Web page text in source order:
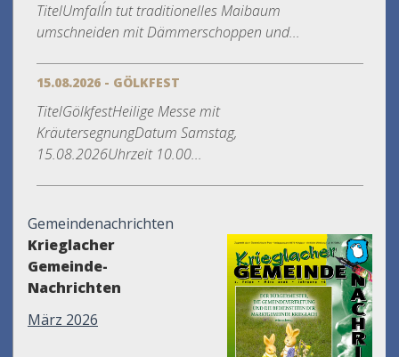
TitelUmfall´n tut traditionelles Maibaum
umschneiden mit Dämmerschoppen und...
15.08.2026 - GÖLKFEST
TitelGölkfestHeilige Messe mit
KräutersegnungDatum Samstag,
15.08.2026Uhrzeit 10.00...
Gemeindenachrichten
Krieglacher
Gemeinde-
Nachrichten
März 2026